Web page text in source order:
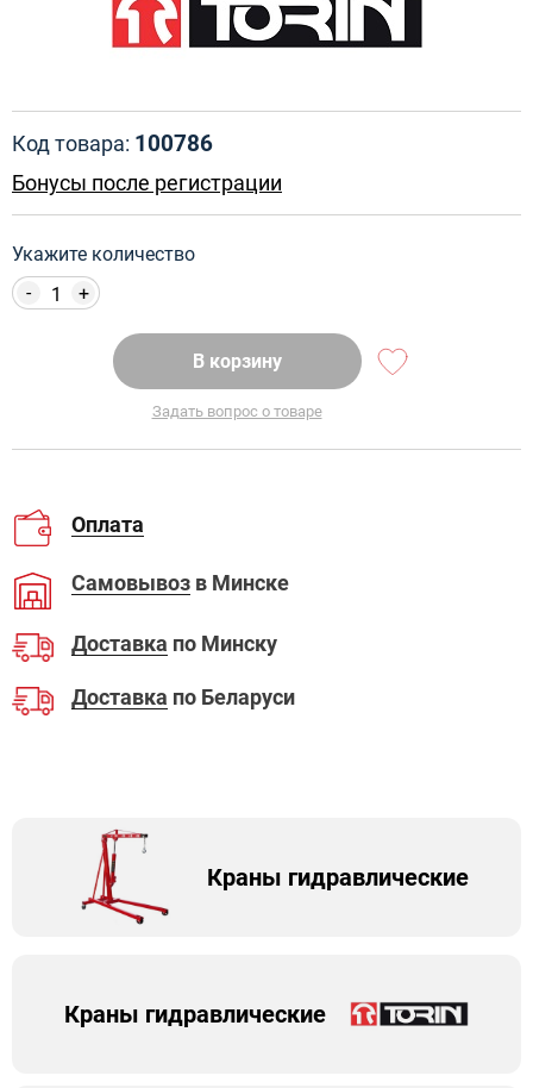
Код товара: 100786
Бонусы после регистрации
Укажите количество
+
-
В корзину
Задать вопрос о товаре
Оплата
Самовывоз в Минске
Доставка по Минску
Доставка по Беларуси
Краны гидравлические
Краны гидравлические